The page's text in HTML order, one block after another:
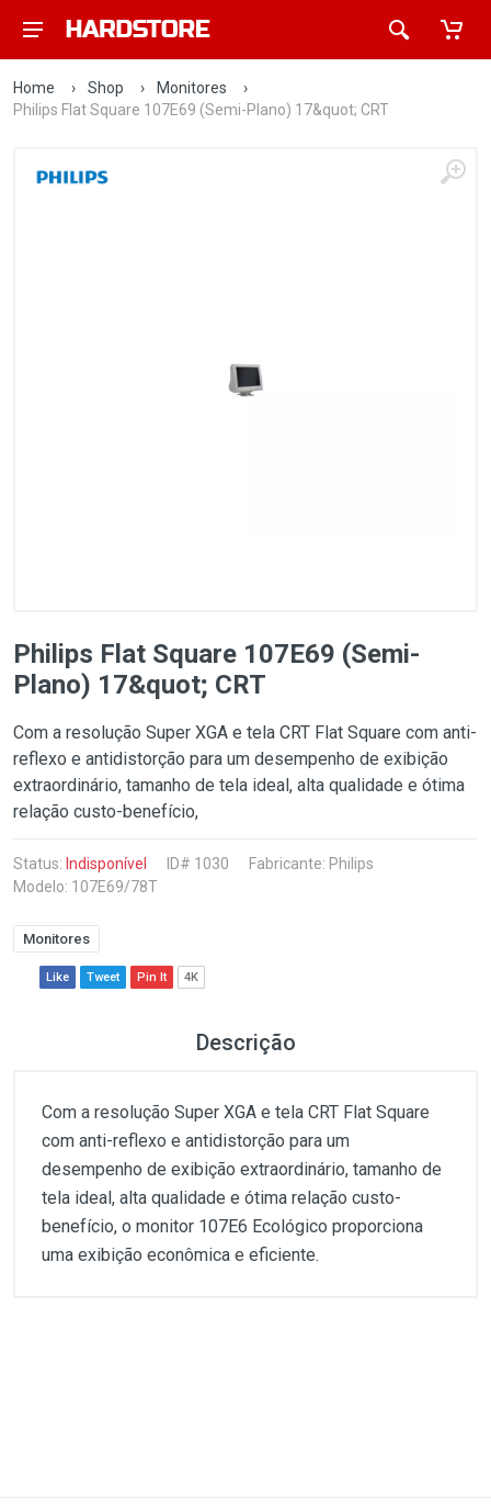
Home › Shop › Monitores
›
Philips Flat Square 107E69 (Semi-Plano) 17&quot; CRT
Philips Flat Square 107E69 (Semi-
Plano) 17&quot; CRT
Com a resolução Super XGA e tela CRT Flat Square com anti-
reflexo e antidistorção para um desempenho de exibição
extraordinário, tamanho de tela ideal, alta qualidade e ótima
relação custo-benefício,
Status: Indisponível ID# 1030 Fabricante: Philips
Modelo: 107E69/78T
Monitores
Like Tweet Pin It 4K
Descrição
Com a resolução Super XGA e tela CRT Flat Square
com anti-reflexo e antidistorção para um
desempenho de exibição extraordinário, tamanho de
tela ideal, alta qualidade e ótima relação custo-
benefício, o monitor 107E6 Ecológico proporciona
uma exibição econômica e eficiente.